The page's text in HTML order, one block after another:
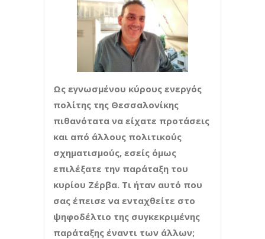
Ως εγνωσμένου κύρους ενεργός
πολίτης της Θεσσαλονίκης
πιθανότατα να είχατε προτάσεις
και από άλλους πολιτικούς
σχηματισμούς, εσείς όμως
επιλέξατε την παράταξη του
κυρίου Ζέρβα. Τι ήταν αυτό που
σας έπεισε να ενταχθείτε στο
ψηφοδέλτιο της συγκεκριμένης
παράταξης έναντι των άλλων;